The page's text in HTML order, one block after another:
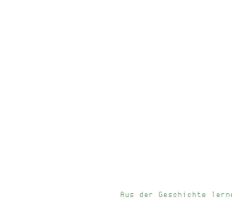
Aus der Geschichte